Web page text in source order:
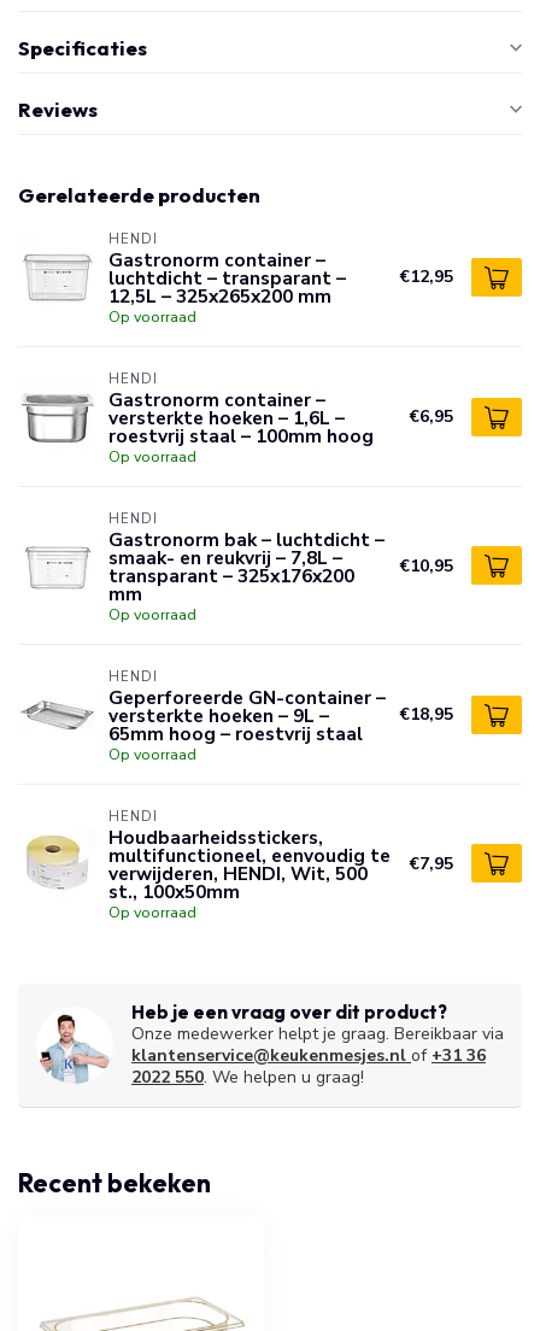
Specificaties
Reviews
Gerelateerde producten
HENDI
Gastronorm container –
luchtdicht – transparant –
12,5L – 325x265x200 mm
Op voorraad
€12,95
HENDI
Gastronorm container –
versterkte hoeken – 1,6L –
roestvrij staal – 100mm hoog
Op voorraad
€6,95
HENDI
Gastronorm bak – luchtdicht –
smaak- en reukvrij – 7,8L –
transparant – 325x176x200
mm
Op voorraad
€10,95
HENDI
Geperforeerde GN-container –
versterkte hoeken – 9L –
65mm hoog – roestvrij staal
Op voorraad
€18,95
HENDI
Houdbaarheidsstickers,
multifunctioneel, eenvoudig te
verwijderen, HENDI, Wit, 500
st., 100x50mm
Op voorraad
€7,95
Heb je een vraag over dit product?
Onze medewerker helpt je graag. Bereikbaar via
klantenservice@keukenmesjes.nl of +31 36
2022 550. We helpen u graag!
Recent bekeken